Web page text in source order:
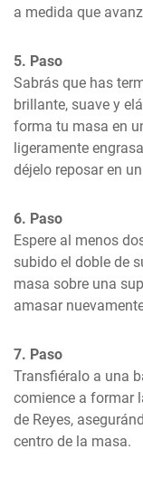
a medida que
5. Paso
Sabrás que has
brillante, suave y
forma tu masa en
ligeramente
déjelo reposar en
6. Paso
Espere al menos
subido el doble de
masa sobre una
amasar
7. Paso
Transfiéralo a una
comience a formar
de Reyes,
centro de la masa.